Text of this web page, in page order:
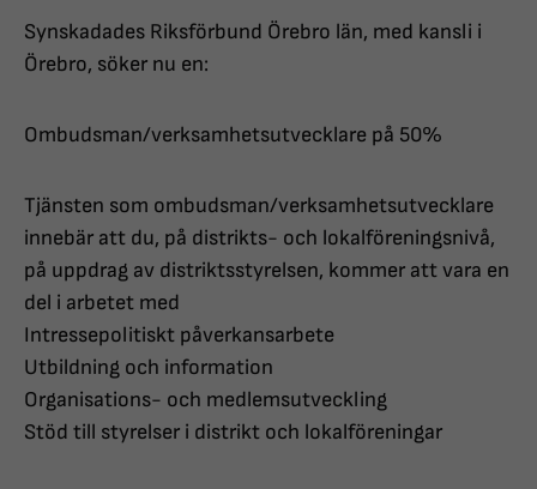
Synskadades Riksförbund Örebro län, med kansli i
Örebro, söker nu en:
Ombudsman/verksamhetsutvecklare på 50%
Tjänsten som ombudsman/verksamhetsutvecklare
innebär att du, på distrikts- och lokalföreningsnivå,
på uppdrag av distriktsstyrelsen, kommer att vara en
del i arbetet med
Intressepolitiskt påverkansarbete
Utbildning och information
Organisations- och medlemsutveckling
Stöd till styrelser i distrikt och lokalföreningar